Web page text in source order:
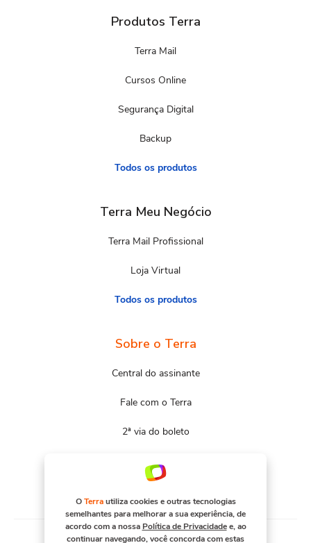
Produtos Terra
Terra Mail
Cursos Online
Segurança Digital
Backup
Todos os produtos
Terra Meu Negócio
Terra Mail Profissional
Loja Virtual
Todos os produtos
Sobre o Terra
Central do assinante
Fale com o Terra
2ª via do boleto
OTerrautiliza cookies e outras tecnologias
semelhantes para melhorar a sua experiência, de
acordo com a nossa Política de Privacidadee, ao
continuar navegando, você concorda com estas